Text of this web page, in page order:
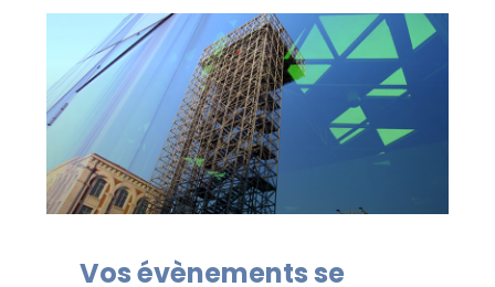
Vos évènements se